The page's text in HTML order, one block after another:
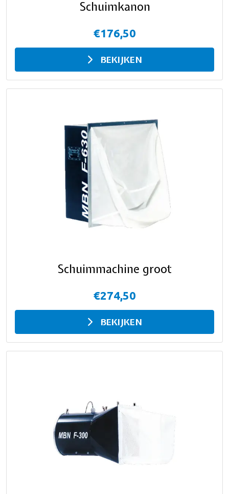
Schuimkanon
€176,50
BEKIJKEN
Schuimmachine groot
€274,50
BEKIJKEN